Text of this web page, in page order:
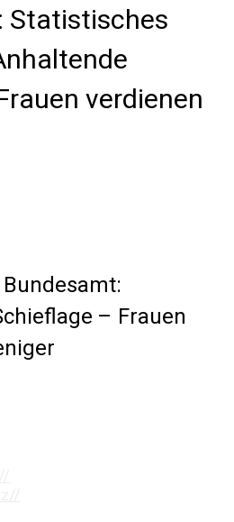
Statistisches
verdienen
– Frauen